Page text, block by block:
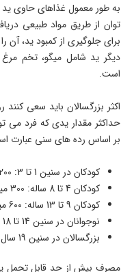
به طور معمول غذاهای حاوی ید
توان از طریق مواد طبیعی
برای جلوگیری از کمبود ید، آن
دیگر ید شامل میگو، تخم
است.
حداکثر مقدار یدی که فرد می
بر اساس رده های سنی عبارت
کودکان در سنین 1 تا 3: 200 میکروگرم در روز
کودکان 4 تا 8 ساله: 300 میکروگرم در روز
کودکان 9 تا 13 ساله: 600 میکروگرم در روز
نوجوانان در سنین 14 تا 18 سال: 900 میکروگرم در روز
بزرگسالان در سنین 19 سال و بالاتر: 1100 میکروگرم در روز
مصرف بیش از حد قابل تحمل